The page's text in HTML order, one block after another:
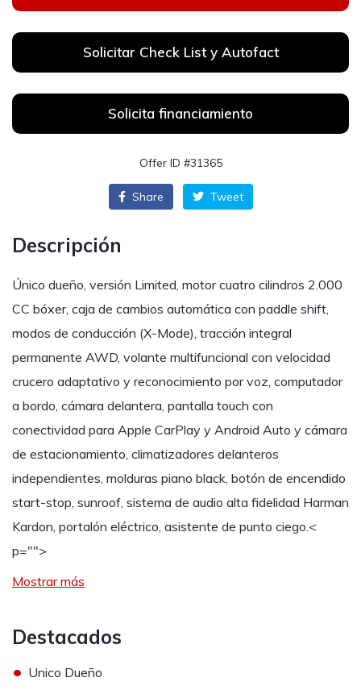
Solicitar Check List y Autofact
Solicita financiamiento
Offer ID #31365
Share Tweet
Descripción
Único dueño, versión Limited, motor cuatro cilindros 2.000
CC bóxer, caja de cambios automática con paddle shift,
modos de conducción (X-Mode), tracción integral
permanente AWD, volante multifuncional con velocidad
crucero adaptativo y reconocimiento por voz, computador
a bordo, cámara delantera, pantalla touch con
conectividad para Apple CarPlay y Android Auto y cámara
de estacionamiento, climatizadores delanteros
independientes, molduras piano black, botón de encendido
start-stop, sunroof, sistema de audio alta fidelidad Harman
Kardon, portalón eléctrico, asistente de punto ciego.<
p="">
Mostrar más
Destacados
• Unico Dueño